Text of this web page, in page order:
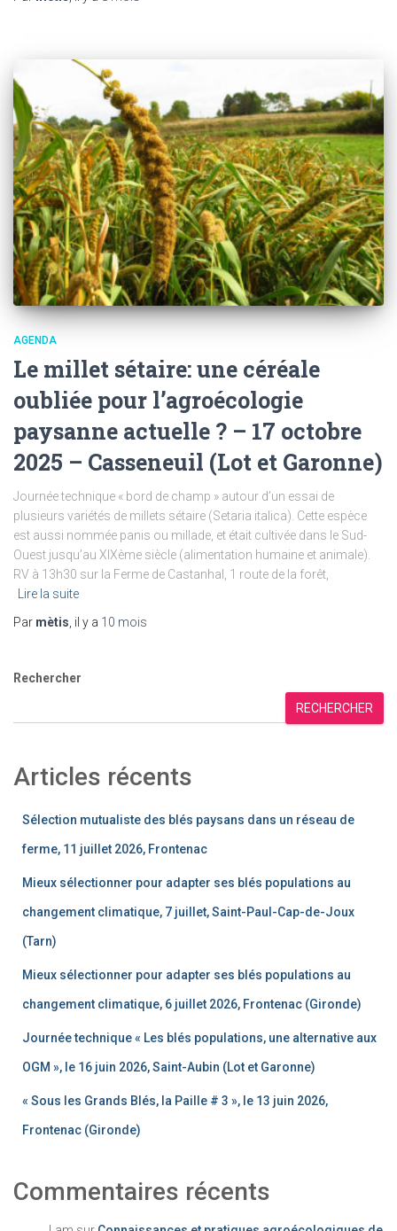
AGENDA
Le millet sétaire: une céréale
oubliée pour l’agroécologie
paysanne actuelle ? – 17 octobre
2025 – Casseneuil (Lot et Garonne)
Journée technique « bord de champ » autour d’un essai de
plusieurs variétés de millets sétaire (Setaria italica). Cette espèce
est aussi nommée panis ou millade, et était cultivée dans le Sud-
Ouest jusqu’au XIXème siècle (alimentation humaine et animale).
RV à 13h30 sur la Ferme de Castanhal, 1 route de la forêt,
Lire la suite
Par mètis, il y a 10 mois
Rechercher
RECHERCHER
Articles récents
Sélection mutualiste des blés paysans dans un réseau de
ferme, 11 juillet 2026, Frontenac
Mieux sélectionner pour adapter ses blés populations au
changement climatique, 7 juillet, Saint-Paul-Cap-de-Joux
(Tarn)
Mieux sélectionner pour adapter ses blés populations au
changement climatique, 6 juillet 2026, Frontenac (Gironde)
Journée technique « Les blés populations, une alternative aux
OGM », le 16 juin 2026, Saint-Aubin (Lot et Garonne)
« Sous les Grands Blés, la Paille # 3 », le 13 juin 2026,
Frontenac (Gironde)
Commentaires récents